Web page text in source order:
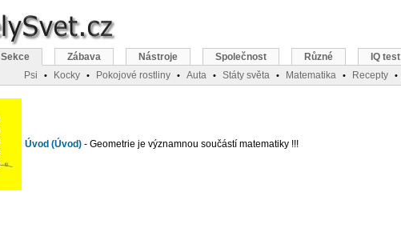
Úvod (Úvod) - Geometrie je významnou součástí matematiky !!!
Sekce Zábava Nástroje Společnost Různé IQ test
Psi
• Kocky • Pokojové rostliny • Auta • Státy světa • Matematika • Recepty •